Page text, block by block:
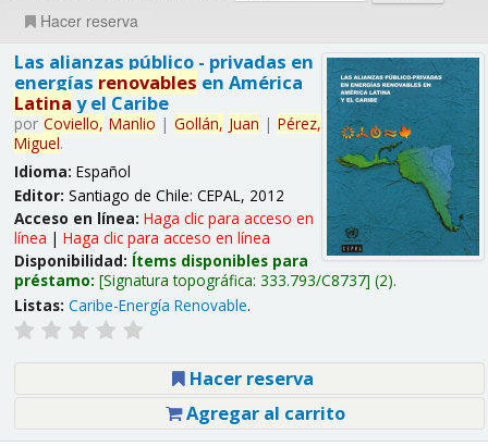
Hacer reserva
Las alianzas público - privadas en
energías renovables en América
Latina y el Caribe
por Coviello, Manlio | Gollán, Juan | Pérez,
Miguel.
Idioma: Español
Editor: Santiago de Chile: CEPAL, 2012
Acceso en línea: Haga clic para acceso en
línea | Haga clic para acceso en línea
Disponibilidad: Ítems disponibles para
préstamo: Signatura topográfica: 333.793/C8737 (2).
Listas: Caribe-Energía Renovable.
Hacer reserva
Agregar al carrito